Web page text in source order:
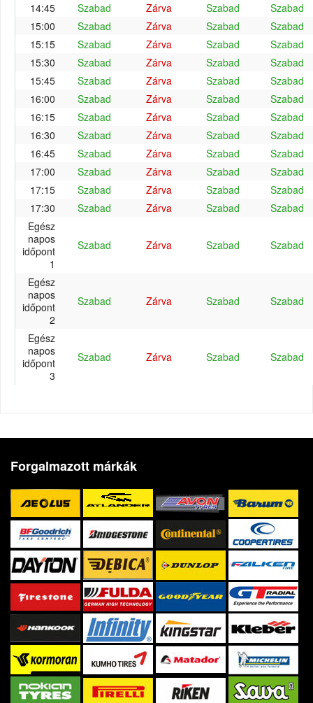
14:45
Szabad Zárva Szabad
Szabad
15:00
Szabad Zárva Szabad
Szabad
15:15
Szabad Zárva Szabad
Szabad
15:30
Szabad Zárva Szabad
Szabad
15:45
Szabad Zárva Szabad
Szabad
16:00
Szabad Zárva Szabad
Szabad
16:15
Szabad Zárva Szabad
Szabad
16:30
Szabad Zárva Szabad
Szabad
16:45
Szabad Zárva Szabad
Szabad
17:00
Szabad Zárva Szabad
Szabad
17:15
Szabad Zárva Szabad
Szabad
17:30
Szabad Zárva Szabad
Szabad
Egész
napos
időpont
1
Szabad Zárva Szabad Szabad
Egész
napos
időpont
2
Szabad Zárva Szabad Szabad
Egész
napos
időpont
3
Szabad Zárva Szabad Szabad
Forgalmazott márkák